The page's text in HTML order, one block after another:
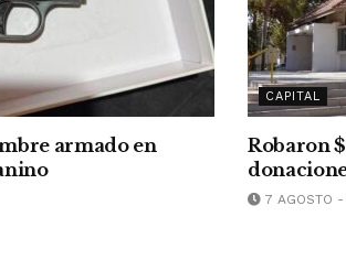
armado en
CAPITAL
Robaron
7 AGOSTO